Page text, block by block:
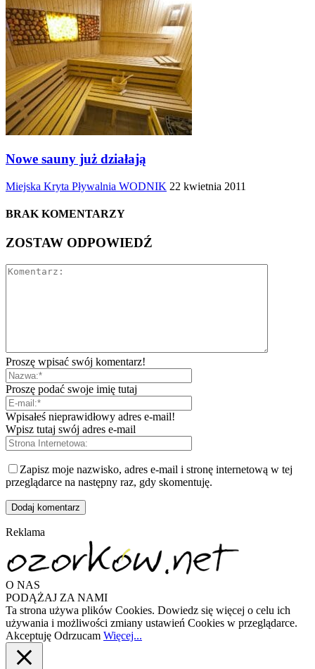
Nowe sauny już działają
Miejska Kryta Pływalnia WODNIK 22 kwietnia 2011
BRAK KOMENTARZY
ZOSTAW ODPOWIEDŹ
Proszę wpisać swój komentarz!
Proszę podać swoje imię tutaj
Wpisałeś nieprawidłowy adres e-mail!
Wpisz tutaj swój adres e-mail
Zapisz moje nazwisko, adres e-mail i stronę internetową w tej
przeglądarce na następny raz, gdy skomentuję.
Reklama
O NAS
PODĄŻAJ ZA NAMI
Ta strona używa plików Cookies. Dowiedz się więcej o celu ich
używania i możliwości zmiany ustawień Cookies w przeglądarce.
Akceptuję Odrzucam Więcej...